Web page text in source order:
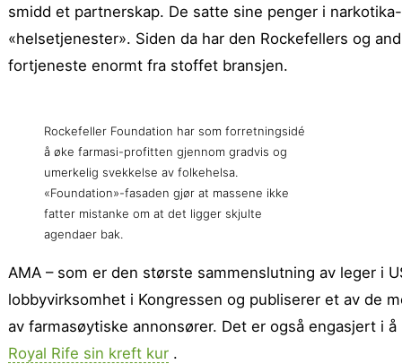
smidd et partnerskap. De satte sine penger i
«helsetjenester». Siden da har den Rockefellers og
fortjeneste enormt fra stoffet bransjen.
Rockefeller Foundation har som forretningsidé
å øke farmasi-profitten gjennom gradvis og
umerkelig svekkelse av folkehelsa.
«Foundation»-fasaden gjør at massene ikke
fatter mistanke om at det ligger skjulte
agendaer bak.
AMA – som er den største sammenslutning av leger i
lobbyvirksomhet i Kongressen og publiserer et av de
av farmasøytiske annonsører. Det er også engasjert i
Royal Rife sin kreft kur .